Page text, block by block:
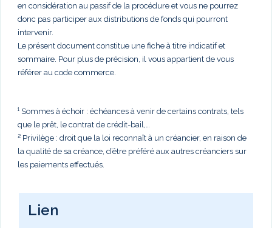
en considération au passif de la procédure et vous ne pourrez
donc pas participer aux distributions de fonds qui pourront
intervenir.
Le présent document constitue une fiche à titre indicatif et
sommaire. Pour plus de précision, il vous appartient de vous
référer au code commerce.
¹ Sommes à échoir : échéances à venir de certains contrats, tels
que le prêt, le contrat de crédit-bail,…
² Privilège : droit que la loi reconnaît à un créancier, en raison de
la qualité de sa créance, d’être préféré aux autres créanciers sur
les paiements effectués.
Lien